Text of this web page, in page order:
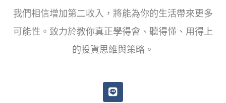
我們相信增加第二收入，將能為你的生活帶來更多
可能性。致力於教你真正學得會、聽得懂、用得上
的投資思維與策略。
L
i